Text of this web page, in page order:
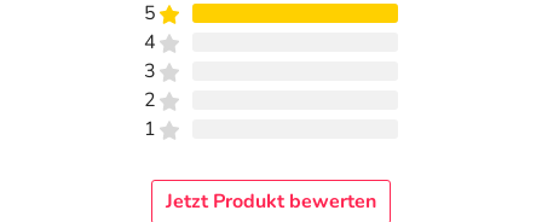
5
4
3
2
1
Jetzt Produkt bewerten